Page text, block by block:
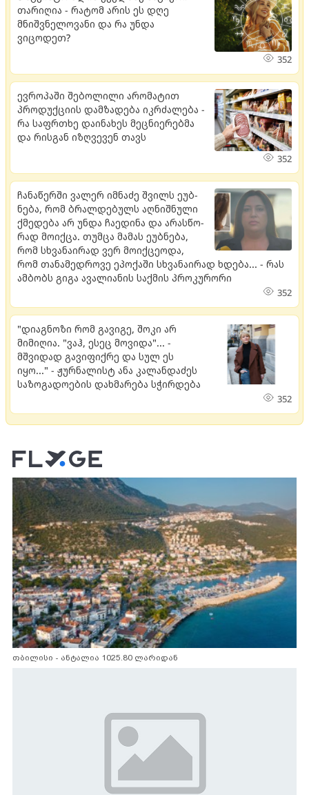
თარიღია - რატომ არის ეს დღე
მნიშვნელოვანი და რა უნდა
ვიცოდეთ?
352
ევროპაში შებოლილი არომატით
პროდუქციის დამზადება იკრძალება -
რა საფრთხე დაინახეს მეცნიერებმა
და რისგან იზღვევენ თავს
352
ჩა­ნა­წერ­ში ვა­ლერ იმ­ნა­ძე შვილს ეუბ­
ნე­ბა, რომ ბრალ­დე­ბულს აღ­ნიშ­ნუ­ლი
ქმე­დე­ბა არ უნდა ჩა­ე­დი­ნა და არას­წო­
რად მო­იქ­ცა. თუმ­ცა მა­მას ეუბ­ნე­ბა,
რომ სხვა­ნა­ი­რად ვერ მო­იქ­ცე­ო­და,
რომ თა­ნა­მედ­რო­ვე ეპო­ქა­ში სხვა­ნა­ი­რად ხდე­ბა... - რას
ამბობს გიგა ავალიანის საქმის პროკურორი
352
"დიაგნოზი რომ გავიგე, შოკი არ
მიმიღია. "ვაჰ, ესეც მოვიდა"... -
მშვიდად გავიფიქრე და სულ ეს
იყო..." - ჟურნალისტ ანა კალანდაძეს
საზოგადოების დახმარება სჭირდება
352
თბილისი - ანტალია 1025.80 ლარიდან